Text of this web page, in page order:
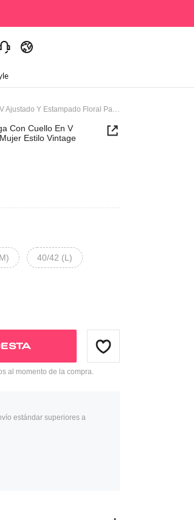
0
Fairycore Camiseta De Manga Larga Con Cuello En V Ajustado Y Estampado Floral Para Mujer Estilo Vintage
Con Cuello En V
Estilo Vintage
40/42 (L)
al momento de la compra.
estándar superiores a